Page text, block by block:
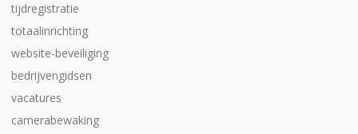
tijdregistratie
totaalinrichting
website-beveiliging
bedrijvengidsen
vacatures
camerabewaking